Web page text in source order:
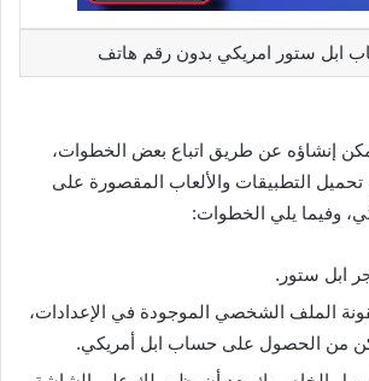
ابل ستور امريكي بدون رقم هاتف
إنشاؤه عن طريق اتباع بعض الخطوات،
التطبيقات والألعاب المقصورة على
وفيما يلي الخطوات:
ابل ستور.
الملف الشخصي الموجودة في الإعدادات،
من الحصول على حساب ابل أمريكي.